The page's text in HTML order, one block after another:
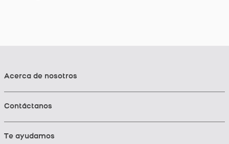
Acerca de nosotros
Contáctanos
Te ayudamos